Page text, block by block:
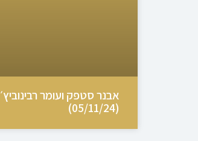
אבנר סטפק ועומר רבינוביץ׳
(05/11/24)